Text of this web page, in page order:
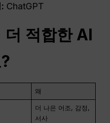
ChatGPT
더 적합한 AI
왜
더 나은 어조, 감정,
서사